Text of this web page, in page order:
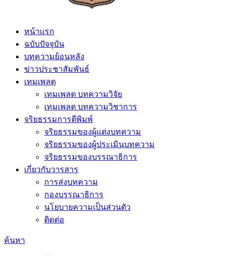
หน้าแรก
ฉบับปัจจุบัน
บทความย้อนหลัง
ข่าวประชาสัมพันธ์
เทมเพลต
เทมเพลต บทความวิจัย
เทมเพลต บทความวิชาการ
จริยธรรมการตีพิมพ์
จริยธรรมของผู้แต่งบทความ
จริยธรรมของผู้ประเมินบทความ
จริยธรรมของบรรณาธิการ
เกี่ยวกับวารสาร
การส่งบทความ
กองบรรณาธิการ
นโยบายความเป็นส่วนตัว
ติดต่อ
ค้นหา